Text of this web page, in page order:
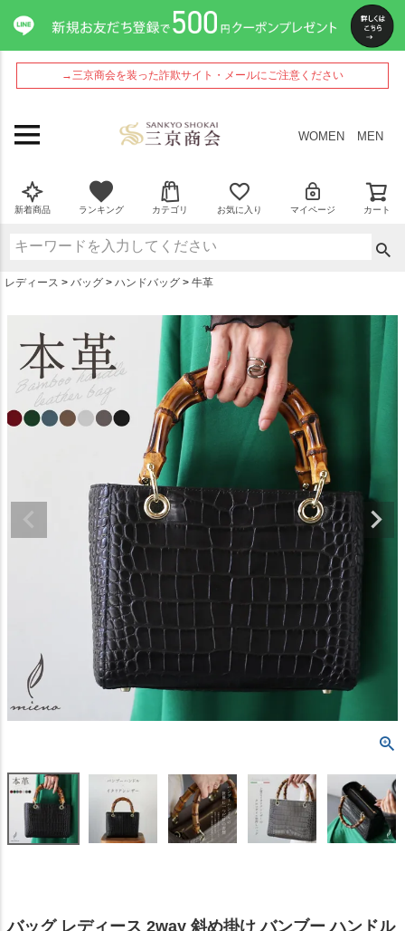
→三京商会を装った詐欺サイト・メールにご注意ください
WOMEN MEN
新着商品 ランキング カテゴリ お気に入り マイページ カート
レディース バッグ ハンドバッグ 牛革
バッグ レディース 2way 斜め掛け バンブー ハンドル
ペー
ジト
ップ
へ